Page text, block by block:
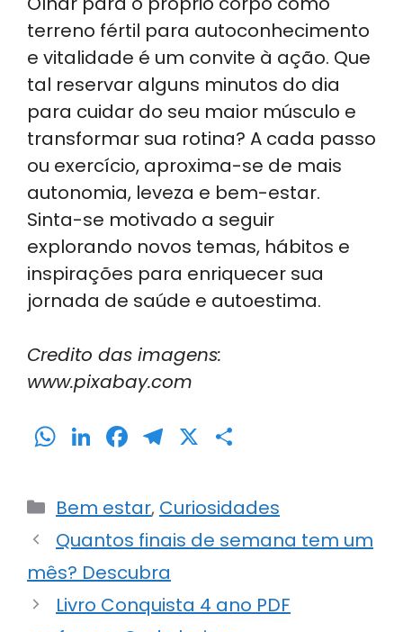
terreno fértil para autoconhecimento
e vitalidade é um convite à ação. Que
tal reservar alguns minutos do dia
para cuidar do seu maior músculo e
transformar sua rotina? A cada passo
ou exercício, aproxima-se de mais
autonomia, leveza e bem-estar.
Sinta-se motivado a seguir
explorando novos temas, hábitos e
inspirações para enriquecer sua
jornada de saúde e autoestima.
Credito das imagens:
www.pixabay.com
W
a
ts
A
p
p
Li
k
e
dI
n
F
c
e
b
o
o
T
e
gr
a
m
X
ar
e
Categorias
Bem estar, Curiosidades
Quantos finais de semana tem um
mês? Descubra
Livro Conquista 4 ano PDF